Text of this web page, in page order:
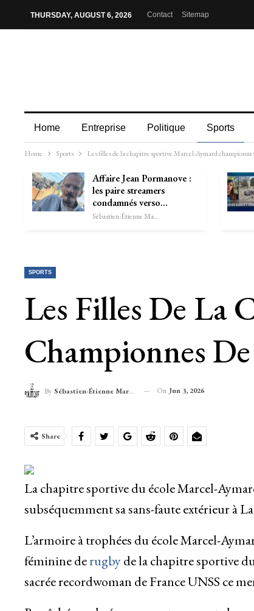
THURSDAY, AUGUST 6, 2026 Contact Sitemap
Home Entreprise Politique Sports
Home Sports Les filles de la chapitre sportive Marcel-Aymard
Affaire Jean Pormanove :
les paire streamers
condamnés verso…
Sébastien-Étienne Marechal
SPORTS
Les Filles De La
Championnes
By Sébastien-Étienne Marechal On Jun 3, 2026
Share
La chapitre sportive du école Marcel-
subséquemment sa sans-faute extérieur à
L’armoire à trophées du école Marcel-
féminine derugbyde la chapitre sportive
sacrée recordwoman de France UNSS ce